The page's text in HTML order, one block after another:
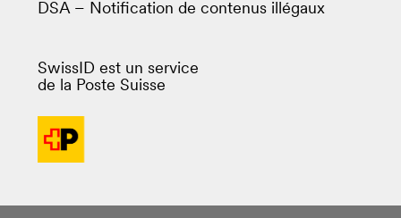
DSA – Notification de contenus illégaux
SwissID est un service
de la Poste Suisse